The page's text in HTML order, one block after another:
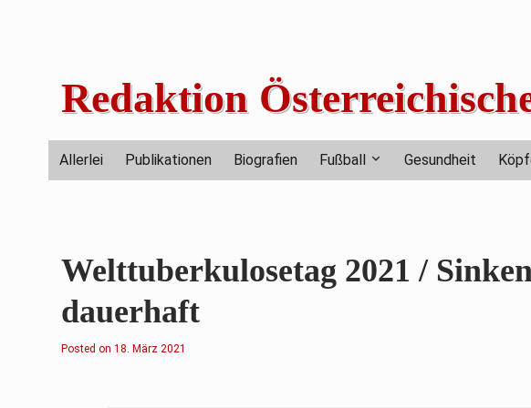
Redaktion
Allerlei Publikationen Biografien Fußball Gesundheit
Welttuberkulosetag 2021 /
dauerhaft
Posted on118. März 2021